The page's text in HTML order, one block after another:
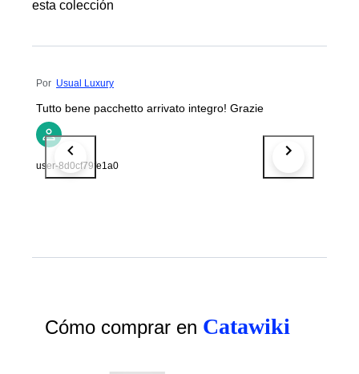
esta colección
Por Usual Luxury
Tutto bene pacchetto arrivato integro! Grazie
user-8d0cf79fe1a0
Cómo comprar en Catawiki